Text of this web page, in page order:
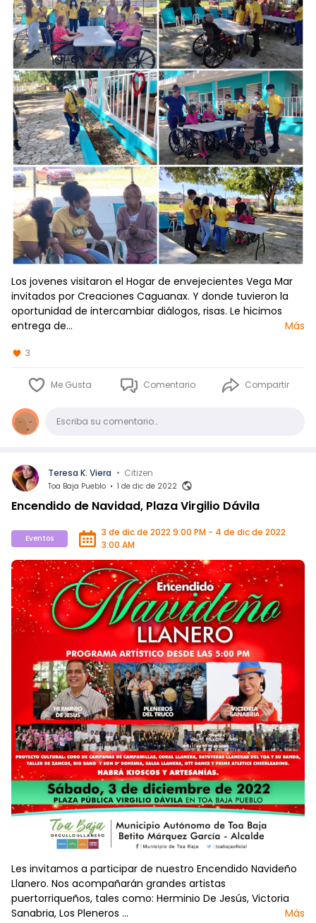
Los jovenes visitaron el Hogar de envejecientes Vega Mar
invitados por Creaciones Caguanax. Y donde tuvieron la
oportunidad de intercambiar diálogos, risas. Le hicimos
entrega de…
Más
3
Me Gusta Comentario Compartir
ComentarioEscriba su comentario…
Teresa K. Viera • Citizen
Toa Baja Pueblo • 1 de dic de 2022
Encendido de Navidad, Plaza Virgilio Dávila
Eventos
3 de dic de 2022 9:00 PM - 4 de dic de 2022
3:00 AM
Les invitamos a participar de nuestro Encendido Navideño
Llanero. Nos acompañarán grandes artistas
puertorriqueños, tales como: Herminio De Jesús, Victoria
Sanabria, Los Pleneros …
Más